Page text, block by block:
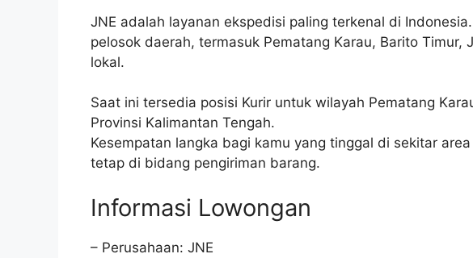
JNE adalah layanan ekspedisi paling terkenal di
pelosok daerah, termasuk Pematang Karau, Barito Timur,
lokal.
Saat ini tersedia posisi Kurir untuk wilayah Pematang
Provinsi Kalimantan Tengah.
Kesempatan langka bagi kamu yang tinggal di sekitar
tetap di bidang pengiriman barang.
Informasi Lowongan
– Perusahaan: JNE